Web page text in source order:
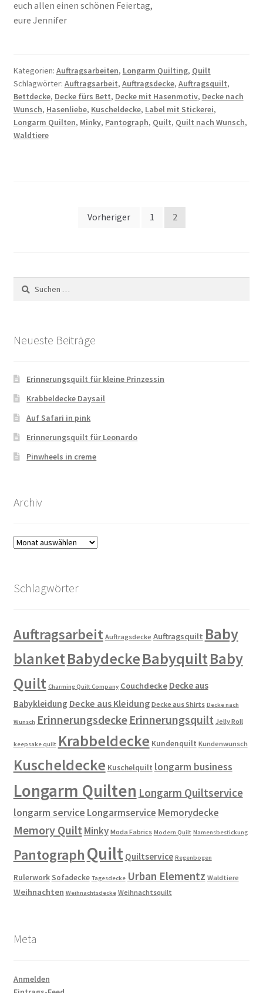
euch allen einen schönen Feiertag,
eure Jennifer
Kategorien: Auftragsarbeiten, Longarm Quilting, Quilt
Schlagwörter: Auftragsarbeit, Auftragsdecke, Auftragsquilt,
Bettdecke, Decke fürs Bett, Decke mit Hasenmotiv, Decke nach
Wunsch, Hasenliebe, Kuscheldecke, Label mit Stickerei,
Longarm Quilten, Minky, Pantograph, Quilt, Quilt nach Wunsch,
Waldtiere
Seitennummerierung
Vorheriger 1 2
Suchen
nach:
Neueste Beiträge
Erinnerungsquilt für kleine Prinzessin
Krabbeldecke Daysail
Auf Safari in pink
Erinnerungsquilt für Leonardo
Pinwheels in creme
Archiv
Archiv
Schlagwörter
Auftragsarbeit Auftragsdecke Auftragsquilt Baby
blanketBabydeckeBabyquiltBaby
Quilt Charming Quilt Company Couchdecke Decke aus
Babykleidung Decke aus Kleidung Decke aus Shirts Decke nach
Wunsch Erinnerungsdecke Erinnerungsquilt Jelly Roll
keepsake quilt Krabbeldecke Kundenquilt Kundenwunsch
Kuscheldecke Kuschelquilt longarm business
Longarm Quilten Longarm Quiltservice
longarm service Longarmservice Memorydecke
Memory Quilt Minky Moda Fabrics Modern Quilt Namensbestickung
Pantograph Quilt Quiltservice Regenbogen
Rulerwork Sofadecke Tagesdecke Urban Elementz Waldtiere
Weihnachten Weihnachtsdecke Weihnachtsquilt
Meta
Anmelden